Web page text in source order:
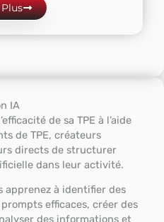
IA
de sa TPE à l’aide
de TPE, créateurs
directs de structurer
dans leur activité.
apprenez à identifier des
efficaces, créer des
des informations et